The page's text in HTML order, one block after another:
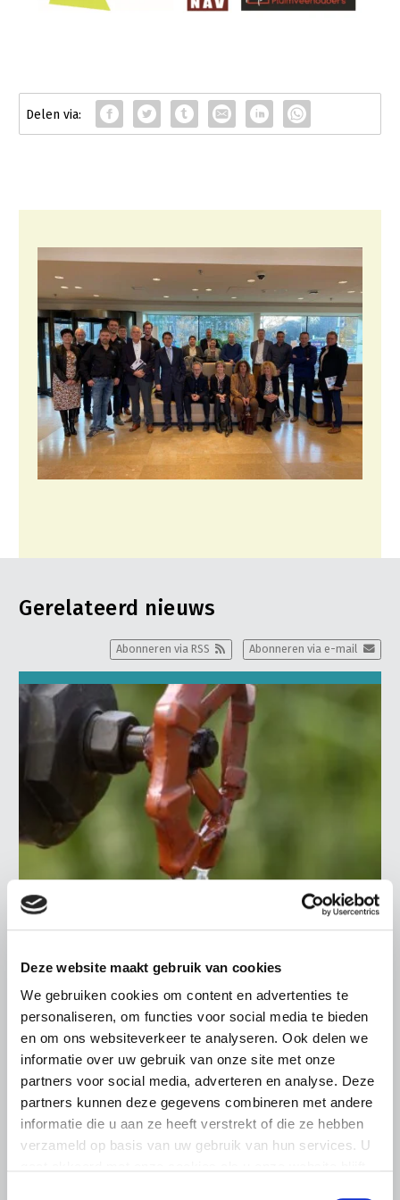
Deze website maakt gebruik van cookies
We gebruiken cookies om content en advertenties te
personaliseren, om functies voor social media te bieden
en om ons websiteverkeer te analyseren. Ook delen we
informatie over uw gebruik van onze site met onze
partners voor social media, adverteren en analyse. Deze
partners kunnen deze gegevens combineren met andere
informatie die u aan ze heeft verstrekt of die ze hebben
verzameld op basis van uw gebruik van hun services. U
Gerelateerd nieuws
Abonneren via e-mail
Abonneren via RSS
BELANGRIJKE INFORMATIE
5 AUGUSTUS 2026
Droogte raakt vrijwel alle land- en
tuinbouwsectoren
De aanhoudende droogte en hitte zorgen voor
toenemende problemen in de Nederlandse land- en
tuinbouw. LTO Nederland ziet de gevolgen inmiddels in
vrijwel alle sectoren terug.
Lees meer